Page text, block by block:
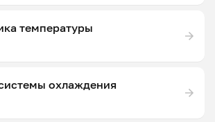
температуры
охлаждения